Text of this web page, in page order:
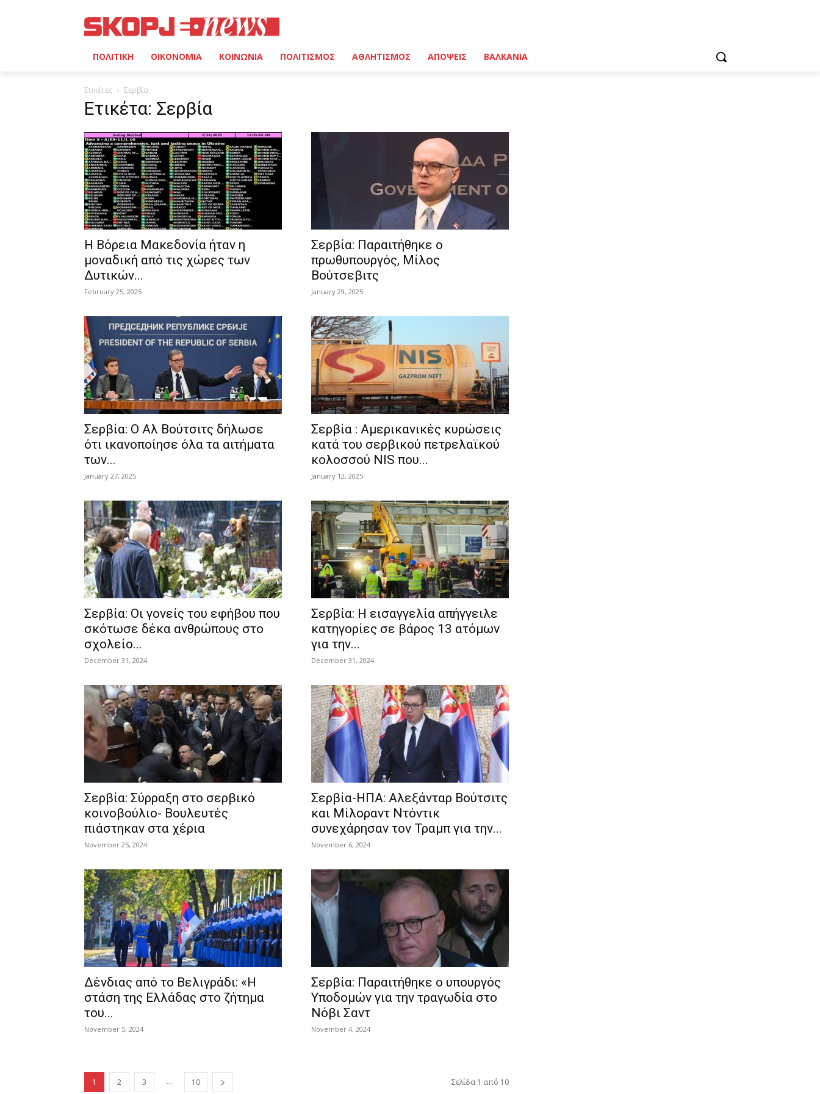
ΠΟΛΙΤΙΚΗ ΟΙΚΟΝΟΜΙΑ ΚΟΙΝΩΝΙΑ ΠΟΛΙΤΙΣΜΟΣ ΑΘΛΗΤΙΣΜΟΣ ΑΠΟΨΕΙΣ ΒΑΛΚΑΝΙΑ
Ετικέτες Σερβία
Ετικέτα: Σερβία
Η Βόρεια Μακεδονία ήταν η
μοναδική από τις χώρες των
Δυτικών...
February 25, 2025
Σερβία: Παραιτήθηκε ο
πρωθυπουργός, Μίλος
Βούτσεβιτς
January 29, 2025
Σερβία: Ο Αλ Βούτσιτς δήλωσε
ότι ικανοποίησε όλα τα αιτήματα
των...
January 27, 2025
Σερβία : Αμερικανικές κυρώσεις
κατά του σερβικού πετρελαϊκού
κολοσσού NIS που...
January 12, 2025
Σερβία: Οι γονείς του εφήβου που
σκότωσε δέκα ανθρώπους στο
σχολείο...
December 31, 2024
Σερβία: Η εισαγγελία απήγγειλε
κατηγορίες σε βάρος 13 ατόμων
για την...
December 31, 2024
Σερβία: Σύρραξη στο σερβικό
κοινοβούλιο- Βουλευτές
πιάστηκαν στα χέρια
November 25, 2024
Σερβία-ΗΠΑ: Αλεξάνταρ Βούτσιτς
και Μίλοραντ Ντόντικ
συνεχάρησαν τον Τραμπ για την...
November 6, 2024
Δένδιας από το Βελιγράδι: «Η
στάση της Ελλάδας στο ζήτημα
του...
November 5, 2024
Σερβία: Παραιτήθηκε ο υπουργός
Υποδομών για την τραγωδία στο
Νόβι Σαντ
November 4, 2024
1 2 3 ... 10 Σελίδα 1 από 10